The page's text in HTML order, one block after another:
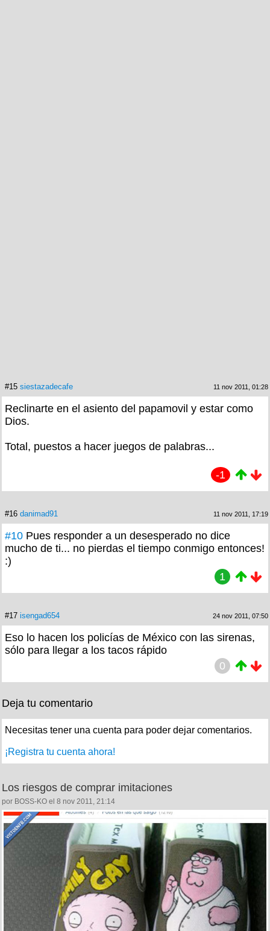
#15 siestazadecafe 11 nov 2011, 01:28
Reclinarte en el asiento del papamovil y estar como
Dios.
Total, puestos a hacer juegos de palabras...
-1
#16 danimad91 11 nov 2011, 17:19
#10 Pues responder a un desesperado no dice
mucho de ti... no pierdas el tiempo conmigo entonces!
:)
1
#17 isengad654 24 nov 2011, 07:50
Eso lo hacen los policías de México con las sirenas,
sólo para llegar a los tacos rápido
0
Deja tu comentario
Necesitas tener una cuenta para poder dejar comentarios.
¡Registra tu cuenta ahora!
Los riesgos de comprar imitaciones
por BOSS-KO el 8 nov 2011, 21:14